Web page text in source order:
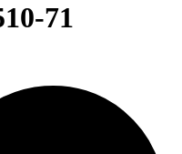
71